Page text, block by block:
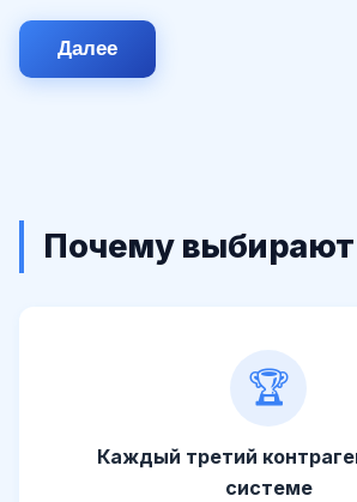
Далее
Почему выбирают
🏆
Каждый третий
системе